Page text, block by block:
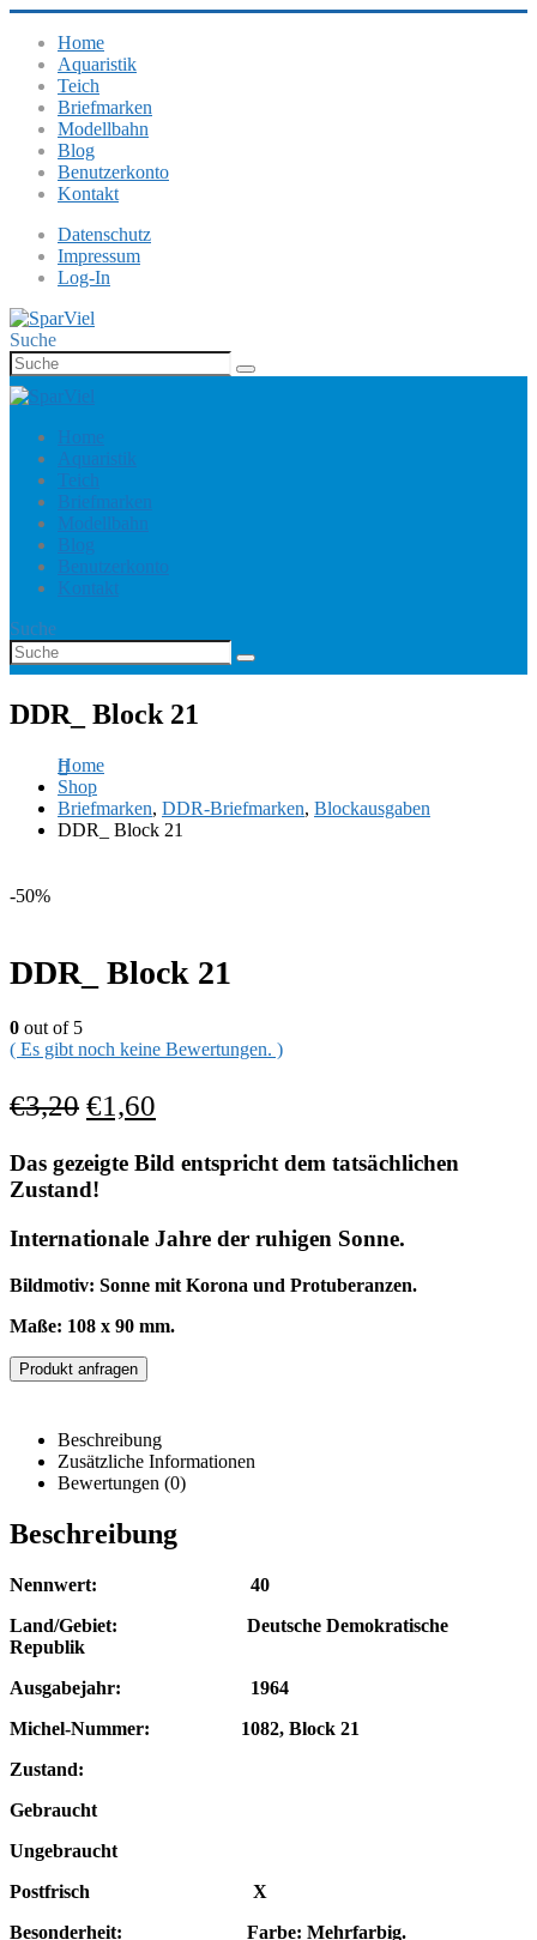
Home
Aquaristik
Teich
Briefmarken
Modellbahn
Blog
Benutzerkonto
Kontakt
Datenschutz
Impressum
Log-In
Suche
Home
Aquaristik
Teich
Briefmarken
Modellbahn
Blog
Benutzerkonto
Kontakt
Suche
DDR_ Block 21
Home
Shop
Briefmarken, DDR-Briefmarken, Blockausgaben
DDR_ Block 21
-50%
DDR_ Block 21
0 out of 5
( Es gibt noch keine Bewertungen. )
€3,20 €1,60
Das gezeigte Bild entspricht dem tatsächlichen
Zustand!
Internationale Jahre der ruhigen Sonne.
Bildmotiv: Sonne mit Korona und Protuberanzen.
Maße: 108 x 90 mm.
Produkt anfragen
Beschreibung
Zusätzliche Informationen
Bewertungen (0)
Beschreibung
Nennwert: 40
Land/Gebiet: Deutsche Demokratische
Republik
Ausgabejahr: 1964
Michel-Nummer: 1082, Block 21
Zustand:
Gebraucht
Ungebraucht
Postfrisch X
Besonderheit: Farbe: Mehrfarbig.